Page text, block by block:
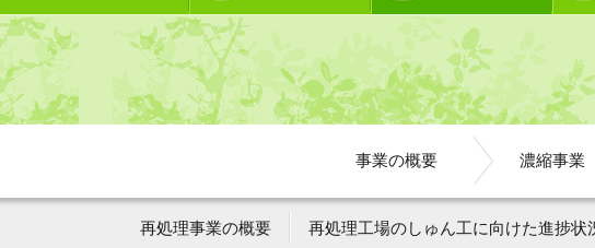
事業の概要 濃縮事業
再処理事業の概要 再処理工場のしゅん工に向けた進捗状